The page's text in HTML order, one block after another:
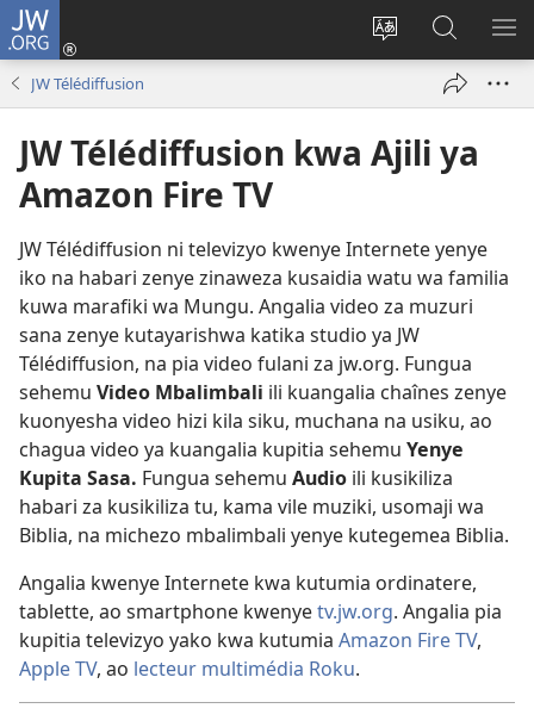
JW.ORG
Badili
Ingia
(opens
Tafuta
ku
JW.ORG
JW Télédiffusion
JW Télédiffusion kwa Ajili ya
Amazon Fire TV
JW Télédiffusion ni televizyo kwenye Internete yenye
iko na habari zenye zinaweza kusaidia watu wa familia
kuwa marafiki wa Mungu. Angalia video za muzuri
sana zenye kutayarishwa katika studio ya JW
Télédiffusion, na pia video fulani za jw.org. Fungua
sehemu Video Mbalimbali ili kuangalia chaînes zenye
kuonyesha video hizi kila siku, muchana na usiku, ao
chagua video ya kuangalia kupitia sehemu Yenye
Kupita Sasa. Fungua sehemu Audio ili kusikiliza
habari za kusikiliza tu, kama vile muziki, usomaji wa
Biblia, na michezo mbalimbali yenye kutegemea Biblia.
Angalia kwenye Internete kwa kutumia ordinatere,
tablette, ao smartphone kwenyetv.jw.org. Angalia pia
kupitia televizyo yako kwa kutumia Amazon Fire TV,
Apple TV, ao lecteur multimédia Roku.